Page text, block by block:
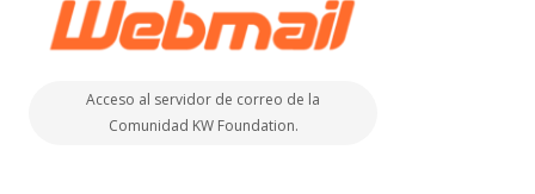
Acceso al servidor de correo de la
Comunidad KW Foundation.